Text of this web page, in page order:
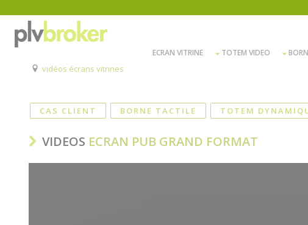
ECRAN VITRINE TOTEM VIDEO
vidéos écrans vitrines
CAS CLIENT BORNE TACTILE TOTEM
VIDEOS ECRAN PUB GRAND FORMAT